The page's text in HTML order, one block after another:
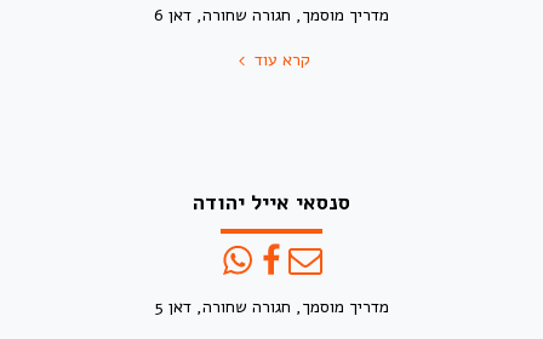
מדריך מוסמך, חגורה שחורה, דאן 6
קרא עוד
סנסאי אייל יהודה
מדריך מוסמך, חגורה שחורה, דאן 5